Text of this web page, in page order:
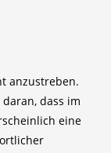
anzustreben.
dass im
eine